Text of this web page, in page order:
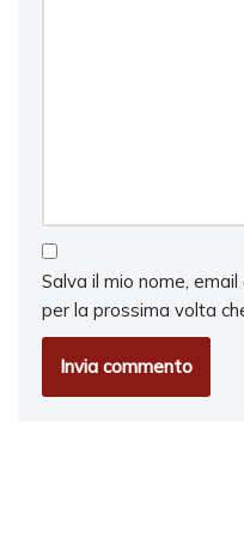
Salva il mio nome,
per la prossima volta